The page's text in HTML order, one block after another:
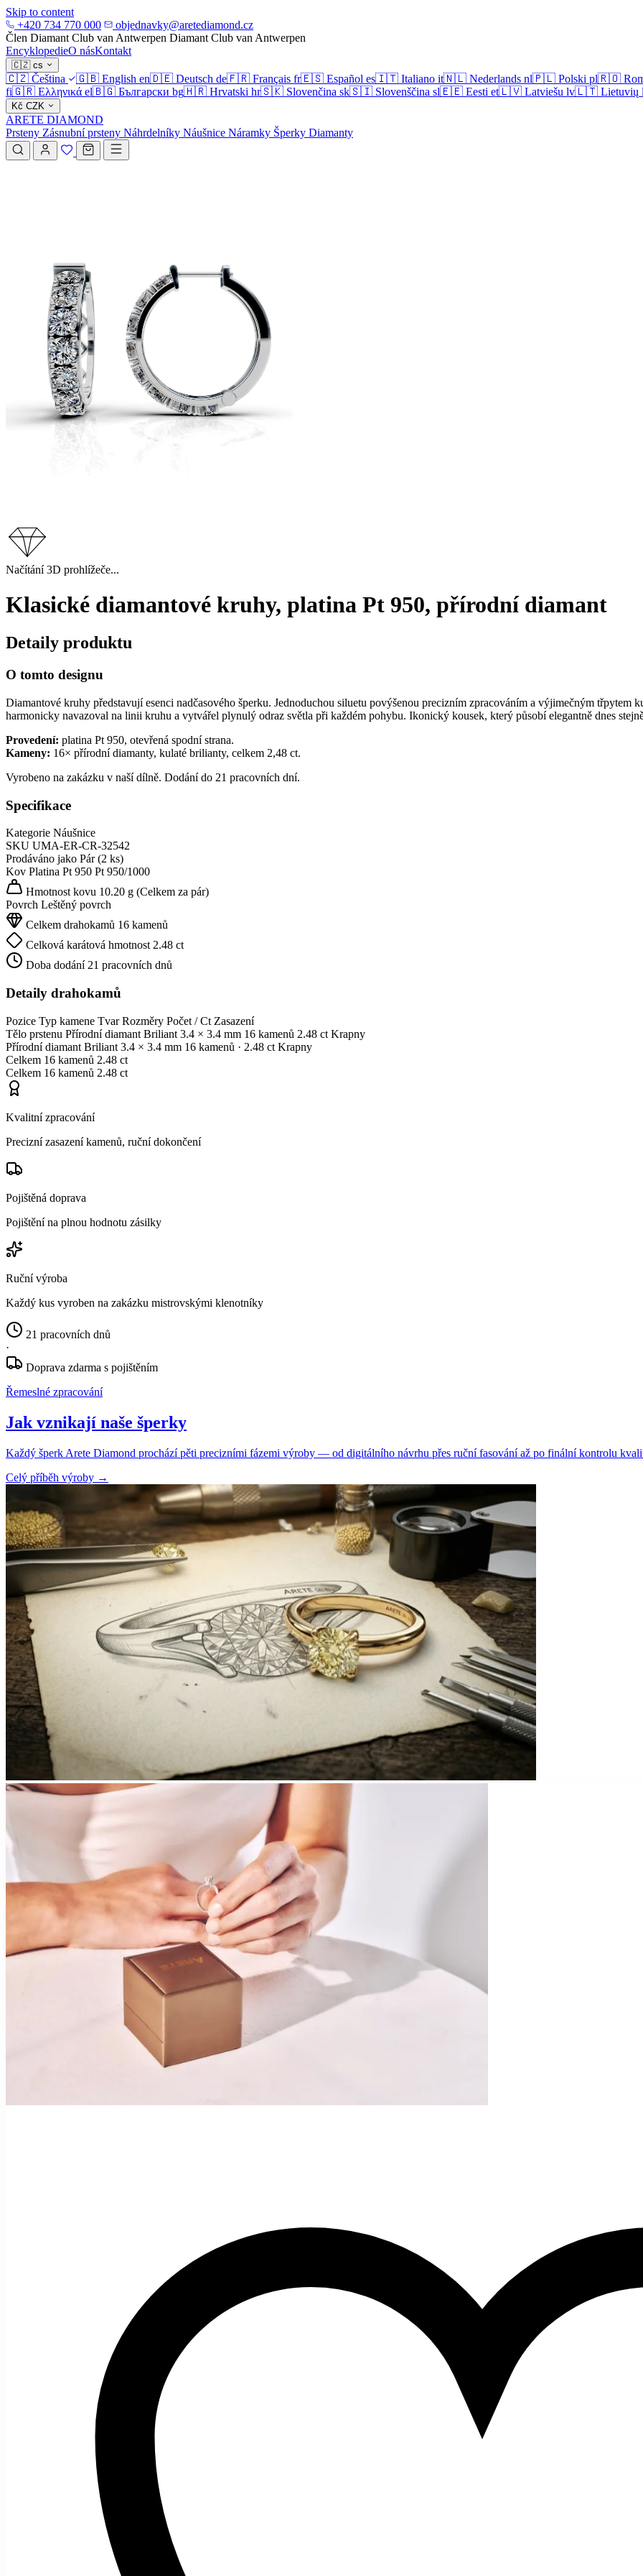
Skip to content
+420 734 770 000
objednavky@aretediamond.cz
Člen Diamant Club van Antwerpen Diamant Club van Antwerpen
EncyklopedieO násKontakt
🇨🇿 cs
🇨🇿 Čeština 🇬🇧 English en🇩🇪 Deutsch de🇫🇷 Français fr🇪🇸 Español es🇮🇹 Italiano it🇳🇱 Nederlands nl🇵🇱 Polski pl🇷🇴
fi🇬🇷 Ελληνικά el🇧🇬 Български bg🇭🇷 Hrvatski hr🇸🇰 Slovenčina sk🇸🇮 Slovenščina sl🇪🇪 Eesti et🇱🇻 Latviešu lv🇱🇹 Lietuvių
Kč CZK
ARETE DIAMOND
Prsteny Zásnubní prsteny Náhrdelníky Náušnice Náramky Šperky Diamanty
Načítání 3D prohlížeče...
Klasické diamantové kruhy, platina Pt 950, přírodní diamant
Detaily produktu
O tomto designu
Diamantové kruhy představují esenci nadčasového šperku. Jednoduchou siluetu povýšenou precizním zpracováním a výjimečným třpytem
harmonicky navazoval na linii kruhu a vytvářel plynulý odraz světla při každém pohybu. Ikonický kousek, který působí elegantně dnes
Provedení: platina Pt 950, otevřená spodní strana.
Kameny: 16× přírodní diamanty, kulaté brilianty, celkem 2,48 ct.
Vyrobeno na zakázku v naší dílně. Dodání do 21 pracovních dní.
Specifikace
Kategorie Náušnice
SKU UMA-ER-CR-32542
Prodáváno jako Pár (2 ks)
Kov Platina Pt 950 Pt 950/1000
Hmotnost kovu 10.20 g (Celkem za pár)
Povrch Leštěný povrch
Celkem drahokamů 16 kamenů
Celková karátová hmotnost 2.48 ct
Doba dodání 21 pracovních dnů
Detaily drahokamů
Pozice Typ kamene Tvar Rozměry Počet / Ct Zasazení
Tělo prstenu Přírodní diamant Briliant 3.4 × 3.4 mm 16 kamenů 2.48 ct Krapny
Přírodní diamant Briliant 3.4 × 3.4 mm 16 kamenů · 2.48 ct Krapny
Celkem 16 kamenů 2.48 ct
Celkem 16 kamenů 2.48 ct
Kvalitní zpracování
Precizní zasazení kamenů, ruční dokončení
Pojištěná doprava
Pojištění na plnou hodnotu zásilky
Ruční výroba
Každý kus vyroben na zakázku mistrovskými klenotníky
21 pracovních dnů
·
Doprava zdarma s pojištěním
Řemeslné zpracování
Jak vznikají naše šperky
Každý šperk Arete Diamond prochází pěti precizními fázemi výroby — od digitálního návrhu přes ruční fasování až po finální kontrolu
Celý příběh výroby →